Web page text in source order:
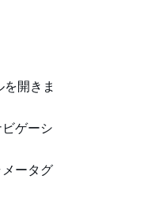
開きま
ゲーシ
ータグ